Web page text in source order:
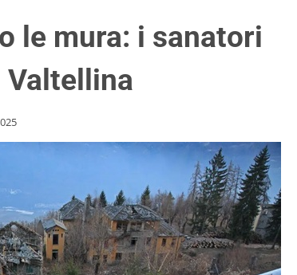
le mura: i sanatori
Valtellina